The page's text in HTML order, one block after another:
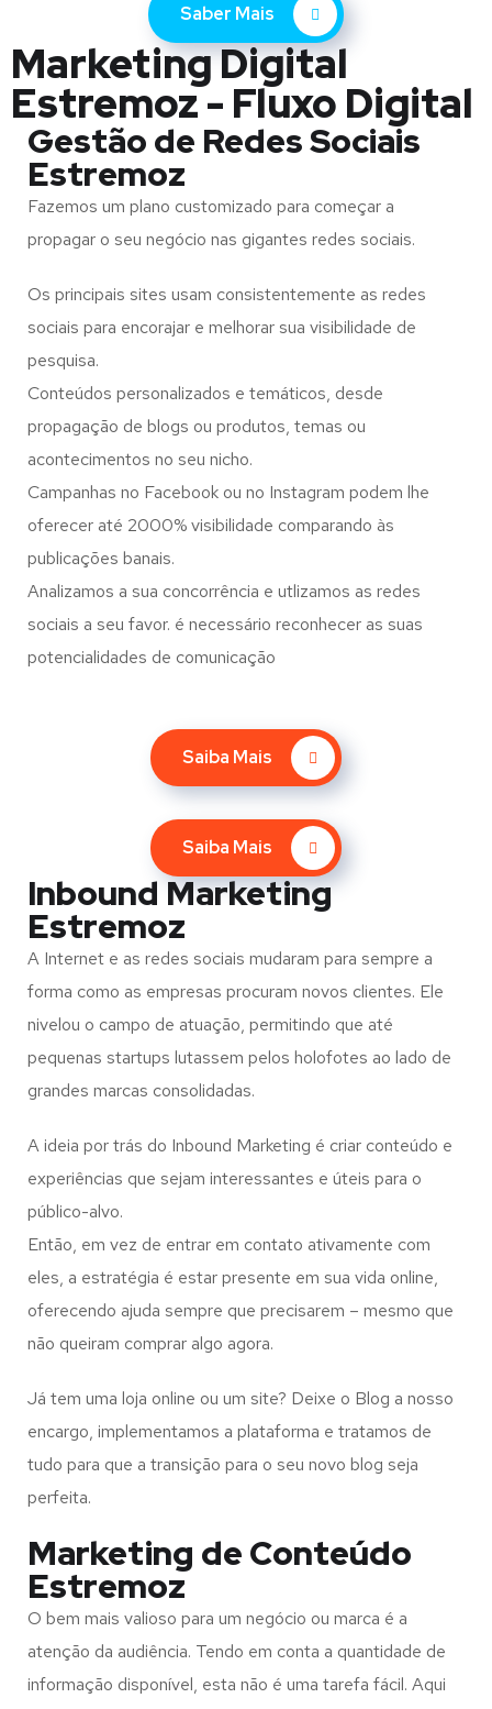
Saber Mais
Marketing Digital
Estremoz - Fluxo Digital
Gestão de Redes Sociais
Estremoz
Fazemos um plano customizado para começar a
propagar o seu negócio nas gigantes redes sociais.
Os principais sites usam consistentemente as redes
sociais para encorajar e melhorar sua visibilidade de
pesquisa.
Conteúdos personalizados e temáticos, desde
propagação de blogs ou produtos, temas ou
acontecimentos no seu nicho.
Campanhas no Facebook ou no Instagram podem lhe
oferecer até 2000% visibilidade comparando às
publicações banais.
Analizamos a sua concorrência e utlizamos as redes
sociais a seu favor. é necessário reconhecer as suas
potencialidades de comunicação
Saiba Mais
Saiba Mais
Inbound Marketing
Estremoz
A Internet e as redes sociais mudaram para sempre a
forma como as empresas procuram novos clientes. Ele
nivelou o campo de atuação, permitindo que até
pequenas startups lutassem pelos holofotes ao lado de
grandes marcas consolidadas.
A ideia por trás do Inbound Marketing é criar conteúdo e
experiências que sejam interessantes e úteis para o
público-alvo.
Então, em vez de entrar em contato ativamente com
eles, a estratégia é estar presente em sua vida online,
oferecendo ajuda sempre que precisarem – mesmo que
não queiram comprar algo agora.
Já tem uma loja online ou um site? Deixe o Blog a nosso
encargo, implementamos a plataforma e tratamos de
tudo para que a transição para o seu novo blog seja
perfeita.
Marketing de Conteúdo
Estremoz
O bem mais valioso para um negócio ou marca é a
atenção da audiência. Tendo em conta a quantidade de
informação disponível, esta não é uma tarefa fácil. Aqui